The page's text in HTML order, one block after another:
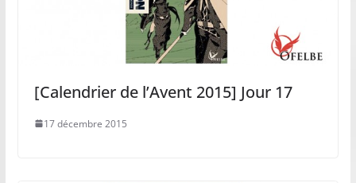
[Calendrier de l’Avent 2015] Jour 17
17 décembre 2015